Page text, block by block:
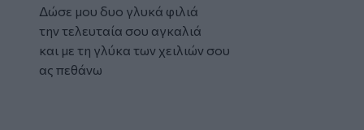
Δώσε μου δυο γλυκά φιλιά
την τελευταία σου αγκαλιά
και με τη γλύκα των χειλιών σου
ας πεθάνω